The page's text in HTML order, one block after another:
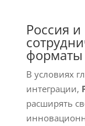
Россия
форматы
В условиях
интеграции,
расширять